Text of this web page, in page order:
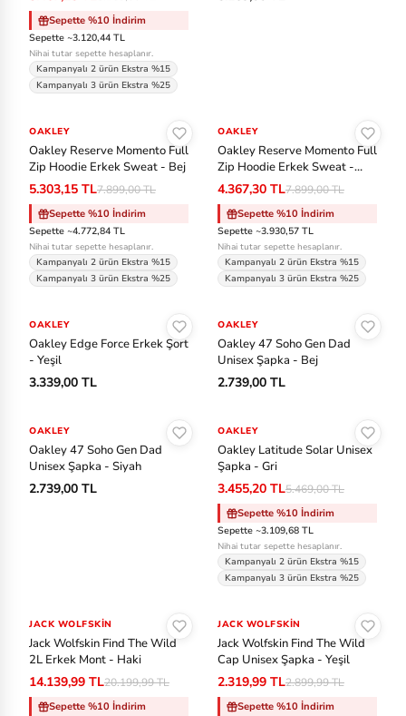
Sepette %10 İndirim
Sepette ~3.120,44 TL
Nihai tutar sepette hesaplanır.
Kampanyalı 2 ürün Ekstra %15
Kampanyalı 3 ürün Ekstra %25
-%33
OAKLEY
Oakley Reserve Momento Full
Zip Hoodie Erkek Sweat - Bej
5.303,15 TL7.899,00 TL
Sepette %10 İndirim
Sepette ~4.772,84 TL
Nihai tutar sepette hesaplanır.
Kampanyalı 2 ürün Ekstra %15
Kampanyalı 3 ürün Ekstra %25
-%45
OAKLEY
Oakley Reserve Momento Full
Zip Hoodie Erkek Sweat -
Siyah
4.367,30 TL7.899,00 TL
Sepette %10 İndirim
Sepette ~3.930,57 TL
Nihai tutar sepette hesaplanır.
Kampanyalı 2 ürün Ekstra %15
Kampanyalı 3 ürün Ekstra %25
OAKLEY
Oakley Edge Force Erkek Şort
- Yeşil
3.339,00 TL
OAKLEY
Oakley 47 Soho Gen Dad
Unisex Şapka - Bej
2.739,00 TL
OAKLEY
Oakley 47 Soho Gen Dad
Unisex Şapka - Siyah
2.739,00 TL
-%37
OAKLEY
Oakley Latitude Solar Unisex
Şapka - Gri
3.455,20 TL5.469,00 TL
Sepette %10 İndirim
Sepette ~3.109,68 TL
Nihai tutar sepette hesaplanır.
Kampanyalı 2 ürün Ekstra %15
Kampanyalı 3 ürün Ekstra %25
-%30
JACK WOLFSKIN
Jack Wolfskin Find The Wild
2L Erkek Mont - Haki
14.139,99 TL20.199,99 TL
Sepette %10 İndirim
-%20
JACK WOLFSKIN
Jack Wolfskin Find The Wild
Cap Unisex Şapka - Yeşil
2.319,99 TL2.899,99 TL
Sepette %10 İndirim